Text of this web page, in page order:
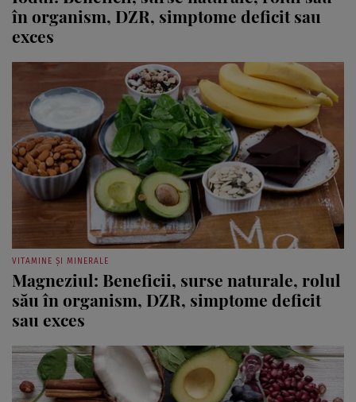
în organism, DZR, simptome deficit sau
exces
Magneziul: Beneficii, surse naturale, rolul
său în organism, DZR, simptome deficit
sau exces